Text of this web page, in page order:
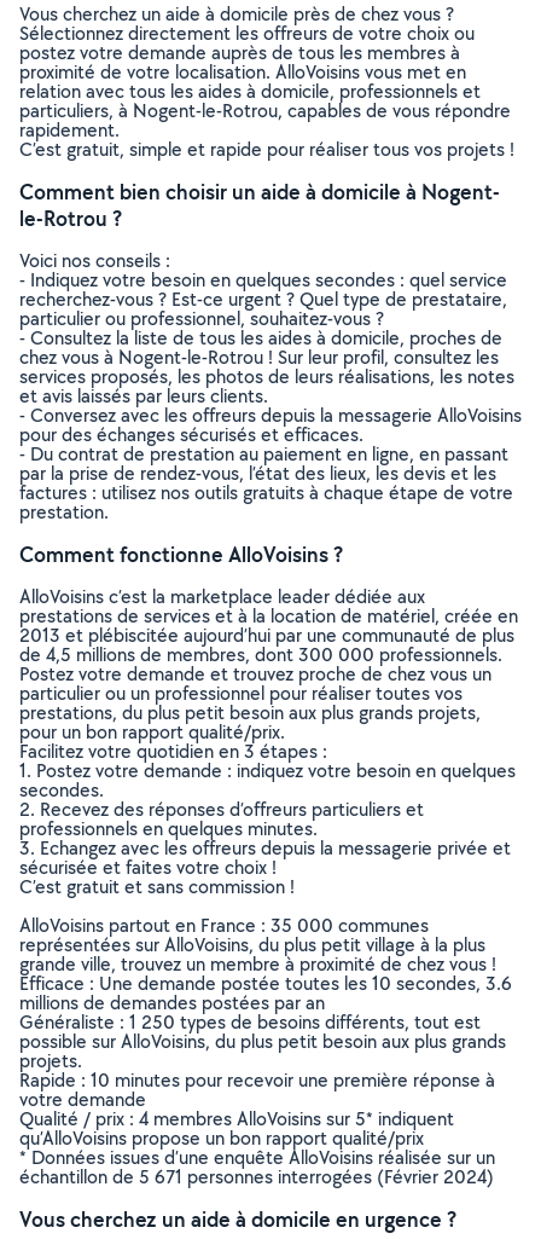
Vous cherchez un aide à domicile près de chez vous ?
Sélectionnez directement les offreurs de votre choix ou
postez votre demande auprès de tous les membres à
proximité de votre localisation. AlloVoisins vous met en
relation avec tous les aides à domicile, professionnels et
particuliers, à Nogent-le-Rotrou, capables de vous répondre
rapidement.
C’est gratuit, simple et rapide pour réaliser tous vos projets !
Comment bien choisir un aide à domicile à Nogent-
le-Rotrou ?
Voici nos conseils :
- Indiquez votre besoin en quelques secondes : quel service
recherchez-vous ? Est-ce urgent ? Quel type de prestataire,
particulier ou professionnel, souhaitez-vous ?
- Consultez la liste de tous les aides à domicile, proches de
chez vous à Nogent-le-Rotrou ! Sur leur profil, consultez les
services proposés, les photos de leurs réalisations, les notes
et avis laissés par leurs clients.
- Conversez avec les offreurs depuis la messagerie AlloVoisins
pour des échanges sécurisés et efficaces.
- Du contrat de prestation au paiement en ligne, en passant
par la prise de rendez-vous, l’état des lieux, les devis et les
factures : utilisez nos outils gratuits à chaque étape de votre
prestation.
Comment fonctionne AlloVoisins ?
AlloVoisins c’est la marketplace leader dédiée aux
prestations de services et à la location de matériel, créée en
2013 et plébiscitée aujourd’hui par une communauté de plus
de 4,5 millions de membres, dont 300 000 professionnels.
Postez votre demande et trouvez proche de chez vous un
particulier ou un professionnel pour réaliser toutes vos
prestations, du plus petit besoin aux plus grands projets,
pour un bon rapport qualité/prix.
Facilitez votre quotidien en 3 étapes :
1. Postez votre demande : indiquez votre besoin en quelques
secondes.
2. Recevez des réponses d’offreurs particuliers et
professionnels en quelques minutes.
3. Echangez avec les offreurs depuis la messagerie privée et
sécurisée et faites votre choix !
C’est gratuit et sans commission !
AlloVoisins partout en France : 35 000 communes
représentées sur AlloVoisins, du plus petit village à la plus
grande ville, trouvez un membre à proximité de chez vous !
Efficace : Une demande postée toutes les 10 secondes, 3.6
millions de demandes postées par an
Généraliste : 1 250 types de besoins différents, tout est
possible sur AlloVoisins, du plus petit besoin aux plus grands
projets.
Rapide : 10 minutes pour recevoir une première réponse à
votre demande
Qualité / prix : 4 membres AlloVoisins sur 5* indiquent
qu’AlloVoisins propose un bon rapport qualité/prix
* Données issues d’une enquête AlloVoisins réalisée sur un
échantillon de 5 671 personnes interrogées (Février 2024)
Vous cherchez un aide à domicile en urgence ?